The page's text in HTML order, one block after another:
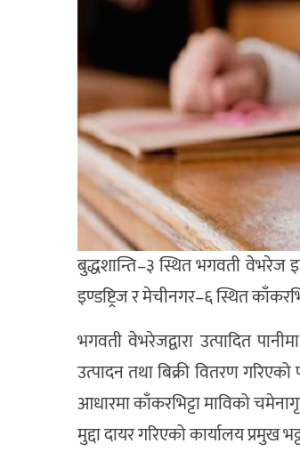
बुद्धशान्ति–३ स्थित भगवती वेभरेज
इण्डष्ट्रिज र मेचीनगर–६ स्थित
भगवती वेभरेजद्वारा उत्पादित
उत्पादन तथा बिक्री वितरण
आधारमा काँकरभिट्टा माविको
मुद्दा दायर गरिएको कार्यालय प्रमुख